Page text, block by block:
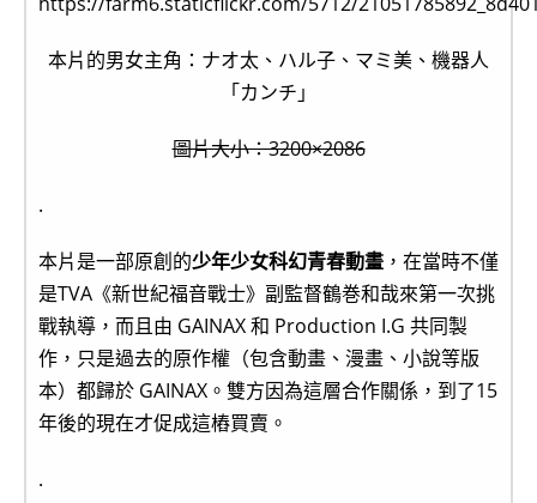
本片的男女主角：ナオ太、ハル子、マミ美、機器人
「カンチ」
圖片大小：3200×2086
.
本片是一部原創的少年少女科幻青春動畫 ，在當時不僅
是TVA《新世紀福音戰士》副監督鶴巻和哉來第一次挑
戰執導，而且由 GAINAX 和 Production I.G 共同製
作，只是過去的原作權（包含動畫、漫畫、小說等版
本）都歸於 GAINAX。雙方因為這層合作關係，到了15
年後的現在才促成這樁買賣。
.